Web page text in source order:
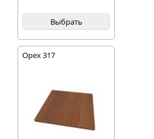
Выбрать
Орех 317